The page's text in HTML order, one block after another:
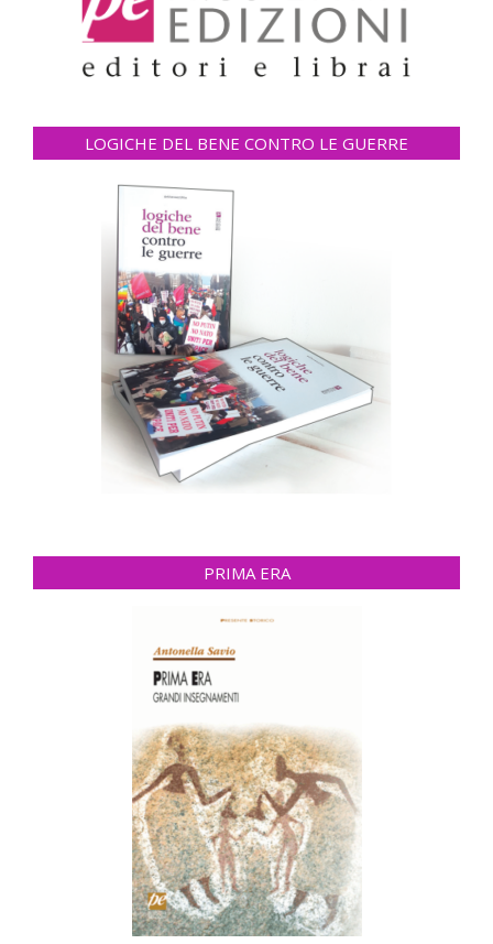
LOGICHE DEL BENE CONTRO LE GUERRE
PRIMA ERA